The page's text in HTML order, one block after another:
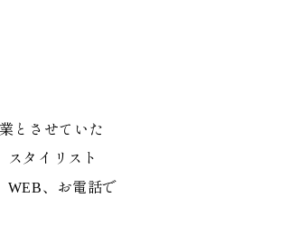
とさせていた
タイリスト
WEB、お電話で